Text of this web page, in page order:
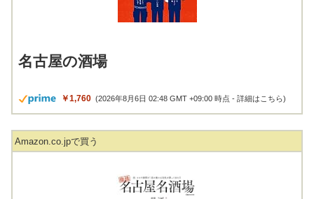
名古屋の酒場
￥1,760 (2026年8月6日 02:48 GMT +09:00 時点 -詳細はこちら)
Amazon.co.jpで買う